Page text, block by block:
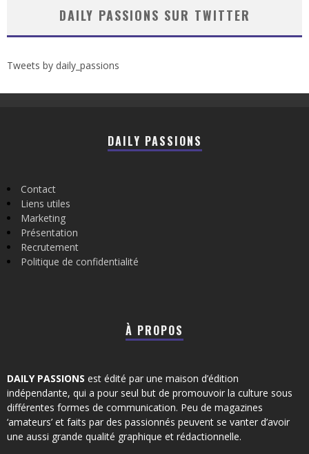
DAILY PASSIONS SUR TWITTER
Tweets by daily_passions
DAILY PASSIONS
Contact
Liens utiles
Marketing
Présentation
Recrutement
Politique de confidentialité
À PROPOS
DAILY PASSIONS est édité par une maison d’édition
indépendante, qui a pour seul but de promouvoir la culture sous
différentes formes de communication. Peu de magazines
‘amateurs’ et faits par des passionnés peuvent se vanter d’avoir
une aussi grande qualité graphique et rédactionnelle.